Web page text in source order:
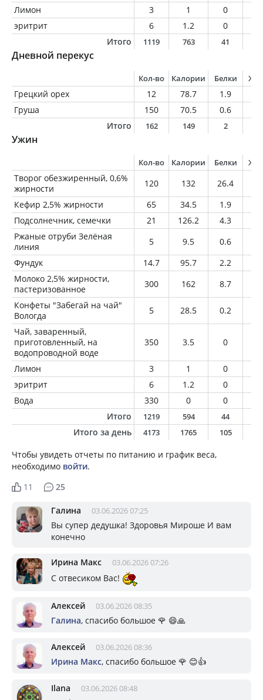
Лимон 3 1 0
эритрит
6 1.2 0
Итого
1119 763 41
Дневной перекус
Кол-во Калории Белки
Грецкий орех 12 78.7 1.9
Груша
150 70.5 0.6
Итого
162 149 2
Ужин
Кол-во Калории Белки
Творог обезжиренный, 0,6%
жирности
120 132 26.4
Кефир 2,5% жирности
65 34.5 1.9
Подсолнечник, семечки
21 126.2 4.3
Ржаные отруби Зелёная
линия
5 9.5 0.6
Фундук
14.7 95.7 2.2
Молоко 2,5% жирности,
пастеризованное
300 162 8.7
Конфеты "Забегай на чай"
Вологда
5 28.5 0.2
Чай, заваренный,
приготовленный, на
водопроводной воде
350 3.5 0
Лимон 3 1 0
эритрит
6 1.2 0
Вода
330 0 0
Итого
1219 594 44
Итого за день 4173 1765 105
Чтобы увидеть отчеты по питанию и график веса,
необходимо войти.
11
25
Галина 03.06.2026 07:25
Вы супер дедушка! Здоровья Мироше И вам
конечно
Ирина Макс 03.06.2026 07:26
С отвесиком Вас!
Алексей 03.06.2026 08:35
Галина, спасибо большое 🌹 😄🙏
Алексей 03.06.2026 08:36
Ирина Макс, спасибо большое 🌹 😊👍
Ilana 03.06.2026 08:48